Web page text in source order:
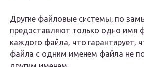
Другие файловые системы, по
предоставляют только одно имя
каждого файла, что гарантирует,
файла с одним именем файла не